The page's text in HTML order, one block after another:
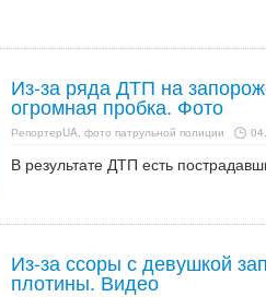
Из-за ряда ДТП на
огромная пробка. Фото
РепортерUA, фото патрульной полиции
В результате ДТП есть
Из-за ссоры с девушкой
плотины. Видео